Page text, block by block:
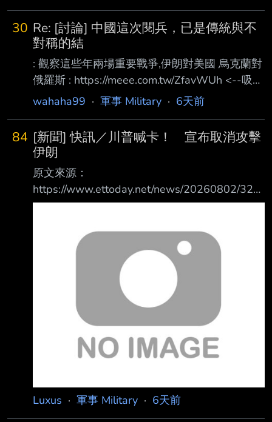
30 Re: [討論] 中國這次閱兵，已是傳統與不
對稱的結
: 觀察這些年兩場重要戰爭,伊朗對美國 烏克蘭對
俄羅斯 : https://meee.com.tw/ZfavWUh <--吸引
消耗貴森森防空導彈 : 我們可以總結一件事情,戰
反而應該是 : 如何『最低成本』消耗對手有生力
量? <------己方減少損失,造成對方損失最大化
經濟帳這事 不是很適用於台海 因為所有人都預
測 台海戰爭不是長期戰 說白了, 扛不住, 兩邊都
很難扛 (我得承認台灣更難扛一點) : 機器狗他就
wahaha99 · 軍事 Military · 6天前
84 [新聞] 快訊／川普喊卡！ 宣布取消攻擊
伊朗
原文來源：
https://www.ettoday.net/news/20260802/321
1784.htm 原文摘要： 美國總統川普才下令恢復
不過根據他在社群 平台真實社群的最新發文，
他宣布已經同意取消這次攻擊。 川普表示，美
國已做好萬全準備，隨時可對伊朗伊斯蘭共和國
發動軍事打擊，其恐怖程度 、實力與威力是二
戰以來前所未見，「儘管如此，伊朗及其他中東
國家剛剛要求我方暫緩 攻擊，因為協議框架已
經達成共識。這項協議內容包括：立即、全面、
徹底開放荷莫茲海 峽，以及終結
Luxus · 軍事 Military · 6天前